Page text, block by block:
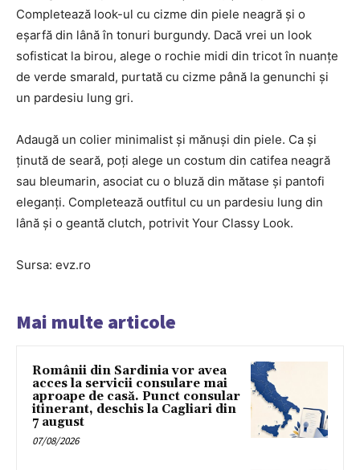
Completează look-ul cu cizme din piele neagră și o
eșarfă din lână în tonuri burgundy. Dacă vrei un look
sofisticat la birou, alege o rochie midi din tricot în nuanțe
de verde smarald, purtată cu cizme până la genunchi și
un pardesiu lung gri.
Adaugă un colier minimalist și mănuși din piele. Ca și
ținută de seară, poți alege un costum din catifea neagră
sau bleumarin, asociat cu o bluză din mătase și pantofi
eleganți. Completează outfitul cu un pardesiu lung din
lână și o geantă clutch, potrivit Your Classy Look.
Sursa: evz.ro
Mai multe articole
Românii din Sardinia vor avea
acces la servicii consulare mai
aproape de casă. Punct consular
itinerant, deschis la Cagliari din
7 august
07/08/2026